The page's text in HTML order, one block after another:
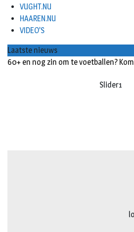
VUGHT.NU
HAAREN.NU
VIDEO’S
Laatste nieuws
60+ en nog zin om te voetballen?
Slider1